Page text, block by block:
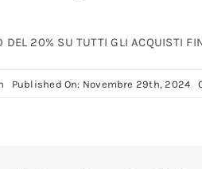
DEL 20% SU TUTTI GLI ACQUISTI
Published On: Novembre 29th, 2024